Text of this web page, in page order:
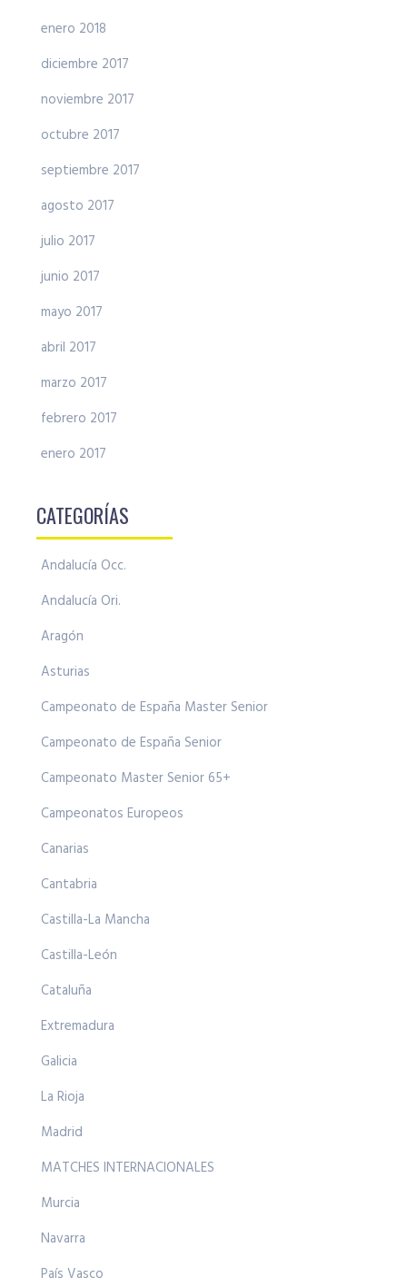
enero 2018
diciembre 2017
noviembre 2017
octubre 2017
septiembre 2017
agosto 2017
julio 2017
junio 2017
mayo 2017
abril 2017
marzo 2017
febrero 2017
enero 2017
CATEGORÍAS
Andalucía Occ.
Andalucía Ori.
Aragón
Asturias
Campeonato de España Master Senior
Campeonato de España Senior
Campeonato Master Senior 65+
Campeonatos Europeos
Canarias
Cantabria
Castilla-La Mancha
Castilla-León
Cataluña
Extremadura
Galicia
La Rioja
Madrid
MATCHES INTERNACIONALES
Murcia
Navarra
País Vasco